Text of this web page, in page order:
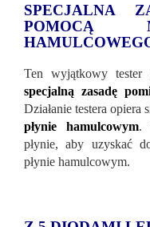
SPECJALNA
POMOCĄ
Ten wyjątkowy tester
specjalną zasadę
Działanie testera opiera
płynie hamulcowym.
płynie, aby uzyskać
płynie hamulcowym.